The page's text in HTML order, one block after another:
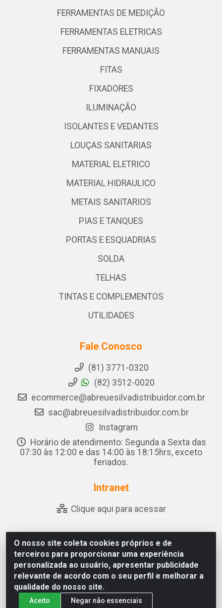
O nosso site coleta cookies próprios e de
terceiros para proporcionar uma experiência
personalizada ao usuário, apresentar publicidade
relevante de acordo com o seu perfil e melhorar a
qualidade do nosso site.
Aceito Negar não essenciais
FERRAMENTAS DE MEDIÇÃO
FERRAMENTAS ELETRICAS
FERRAMENTAS MANUAIS
FITAS
FIXADORES
ILUMINAÇÃO
ISOLANTES E VEDANTES
LOUÇAS SANITARIAS
MATERIAL ELETRICO
MATERIAL HIDRAULICO
METAIS SANITARIOS
PIAS E TANQUES
PORTAS E ESQUADRIAS
SOLDA
TELHAS
TINTAS E COMPLEMENTOS
UTILIDADES
Fale Conosco
(81) 3771-0320
(82) 3512-0020
ecommerce@abreuesilvadistribuidor.com.br
sac@abreuesilvadistribuidor.com.br
Instagram
Horário de atendimento: Segunda a Sexta das
07:30 às 12:00 e das 14:00 às 18:15hrs, exceto
feriados.
Intranet
Clique aqui para acessar
Abreu & Silva - Rua Padre Jose de Souza Leite, 265 - Ariado,
Olho D'Água das Flores/AL - CEP 57.442-000 - CNPJ
04.790.656/0001-06